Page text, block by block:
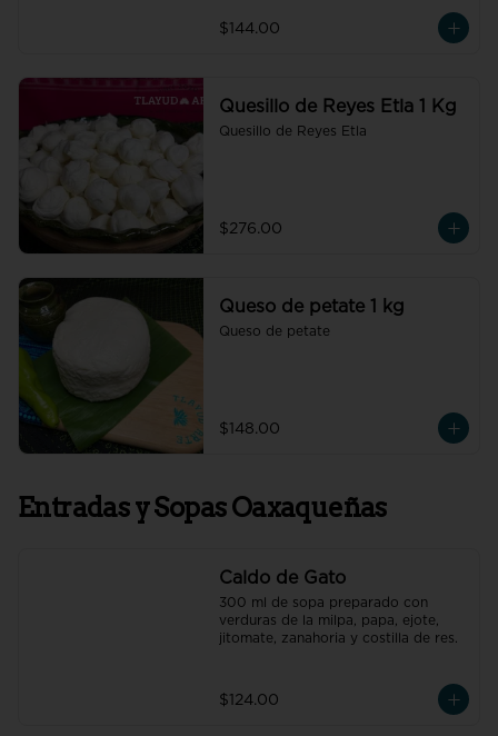
$144.00
Quesillo de Reyes Etla 1 Kg
Quesillo de Reyes Etla
$276.00
Queso de petate 1 kg
Queso de petate
$148.00
Entradas y Sopas Oaxaqueñas
Caldo de Gato
300 ml de sopa preparado con
verduras de la milpa, papa, ejote,
jitomate, zanahoria y costilla de res.
$124.00